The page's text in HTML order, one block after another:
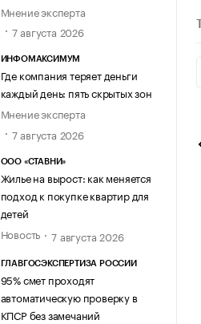
Мнение эксперта
7 августа 2026
ИНФОМАКСИМУМ
Где компания теряет деньги
каждый день: пять скрытых зон
Мнение эксперта
7 августа 2026
ООО «СТАВНИ»
Жилье на вырост: как меняется
подход к покупке квартир для
детей
Новость
7 августа 2026
ГЛАВГОСЭКСПЕРТИЗА РОССИИ
95% смет проходят
автоматическую проверку в
КПСР без замечаний